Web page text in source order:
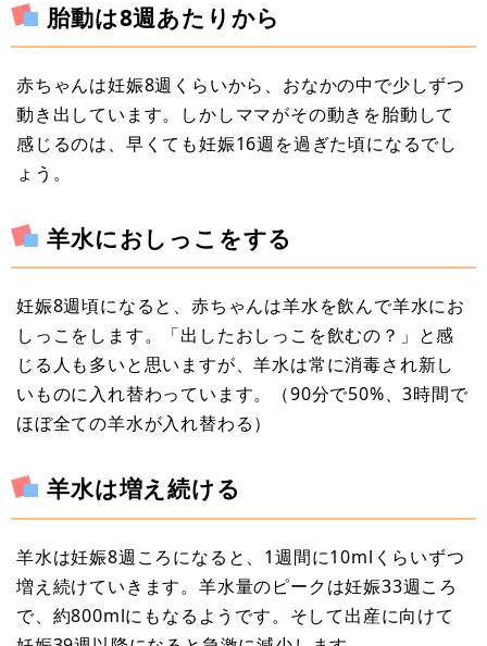
胎動は8週あたりから
赤ちゃんは妊娠8週くらいから、おなかの中で少しずつ
動き出しています。しかしママがその動きを胎動して
感じるのは、早くても妊娠16週を過ぎた頃になるでし
ょう。
羊水におしっこをする
妊娠8週頃になると、赤ちゃんは羊水を飲んで羊水にお
しっこをします。「出したおしっこを飲むの？」と感
じる人も多いと思いますが、羊水は常に消毒され新し
いものに入れ替わっています。（90分で50%、3時間で
ほぼ全ての羊水が入れ替わる）
羊水は増え続ける
羊水は妊娠8週ころになると、1週間に10mlくらいずつ
増え続けていきます。羊水量のピークは妊娠33週ころ
で、約800mlにもなるようです。そして出産に向けて